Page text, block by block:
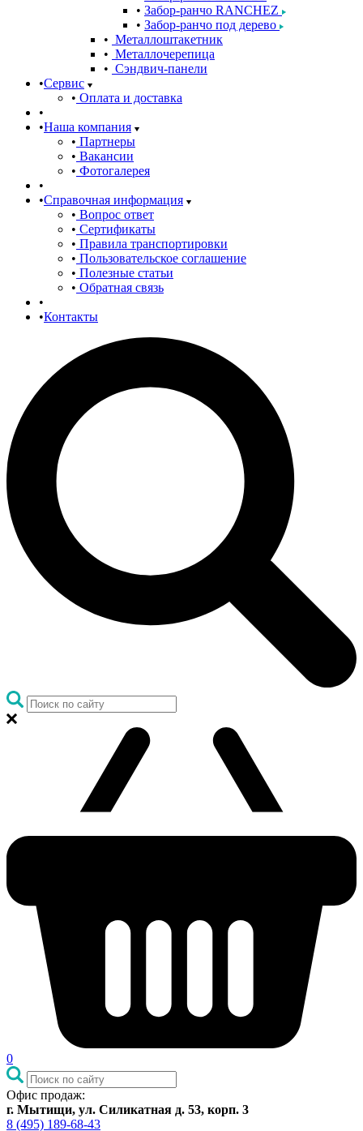
Забор-ранчо RANCHEZ
Забор-ранчо под дерево
Металлоштакетник
Металлочерепица
Сэндвич-панели
Сервис
Оплата и доставка
Наша компания
Партнеры
Вакансии
Фотогалерея
Справочная информация
Вопрос ответ
Сертификаты
Правила транспортировки
Пользовательское соглашение
Полезные статьи
Обратная связь
Контакты
0
Офис продаж:
г. Мытищи, ул. Силикатная д. 53, корп. 3
8 (495) 189-68-43